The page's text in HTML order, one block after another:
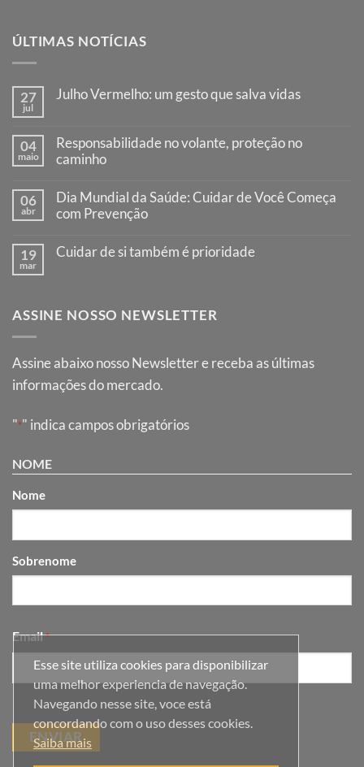
Esse site utiliza cookies para disponibilizar
uma melhor experiencia de navegação.
Navegando nesse site, voce está
concordando com o uso desses cookies.
Saiba mais
ÚLTIMAS NOTÍCIAS
27
jul
Julho Vermelho: um gesto que salva vidas
Julho
Vermelho:
um
que
salva
vidas
04
maio
Responsabilidade no volante, proteção no
caminho
em
Responsabilidade
no
proteção
no
06
abr
Dia Mundial da Saúde: Cuidar de Você Começa
com Prevenção
em
Cuidar
de
com
Prevenção
19
mar
Cuidar de si também é prioridade
de
prioridade
ASSINE NOSSO NEWSLETTER
Assine abaixo nosso Newsletter e receba as últimas
informações do mercado.
"*" indica campos obrigatórios
NOME
Nome
Sobrenome
Email *